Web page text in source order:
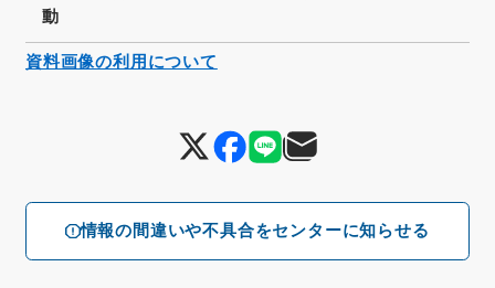
情報の間違いや不具合をセンターに知らせる
動
資料画像の利用について